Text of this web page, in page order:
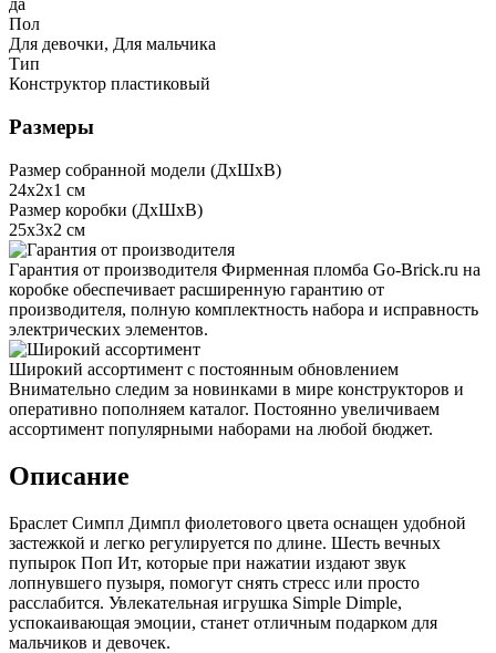
да
Пол
Для девочки, Для мальчика
Тип
Конструктор пластиковый
Размеры
Размер собранной модели (ДxШxВ)
24x2x1 см
Размер коробки (ДxШxВ)
25x3x2 см
Гарантия от производителя Фирменная пломба Go-Brick.ru на
коробке обеспечивает расширенную гарантию от
производителя, полную комплектность набора и исправность
электрических элементов.
Широкий ассортимент с постоянным обновлением
Внимательно следим за новинками в мире конструкторов и
оперативно пополняем каталог. Постоянно увеличиваем
ассортимент популярными наборами на любой бюджет.
Описание
Браслет Симпл Димпл фиолетового цвета оснащен удобной
застежкой и легко регулируется по длине. Шесть вечных
пупырок Поп Ит, которые при нажатии издают звук
лопнувшего пузыря, помогут снять стресс или просто
расслабится. Увлекательная игрушка Simple Dimple,
успокаивающая эмоции, станет отличным подарком для
мальчиков и девочек.